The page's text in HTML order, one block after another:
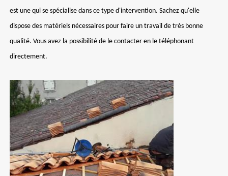
est une qui se spécialise dans ce type d'intervention. Sachez qu'elle
dispose des matériels nécessaires pour faire un travail de très bonne
qualité. Vous avez la possibilité de le contacter en le téléphonant
directement.